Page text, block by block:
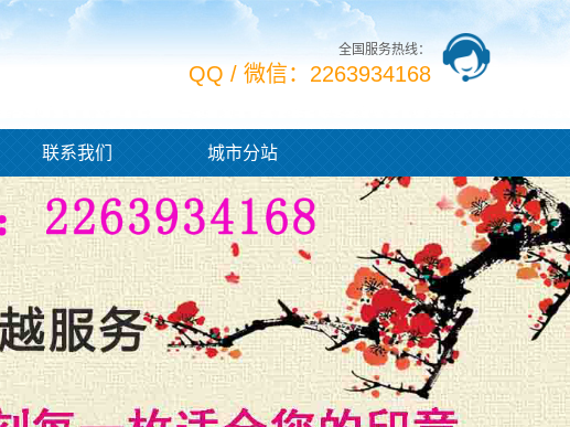
全国服务热线：
QQ / 微信：2263934168
联系我们 城市分站